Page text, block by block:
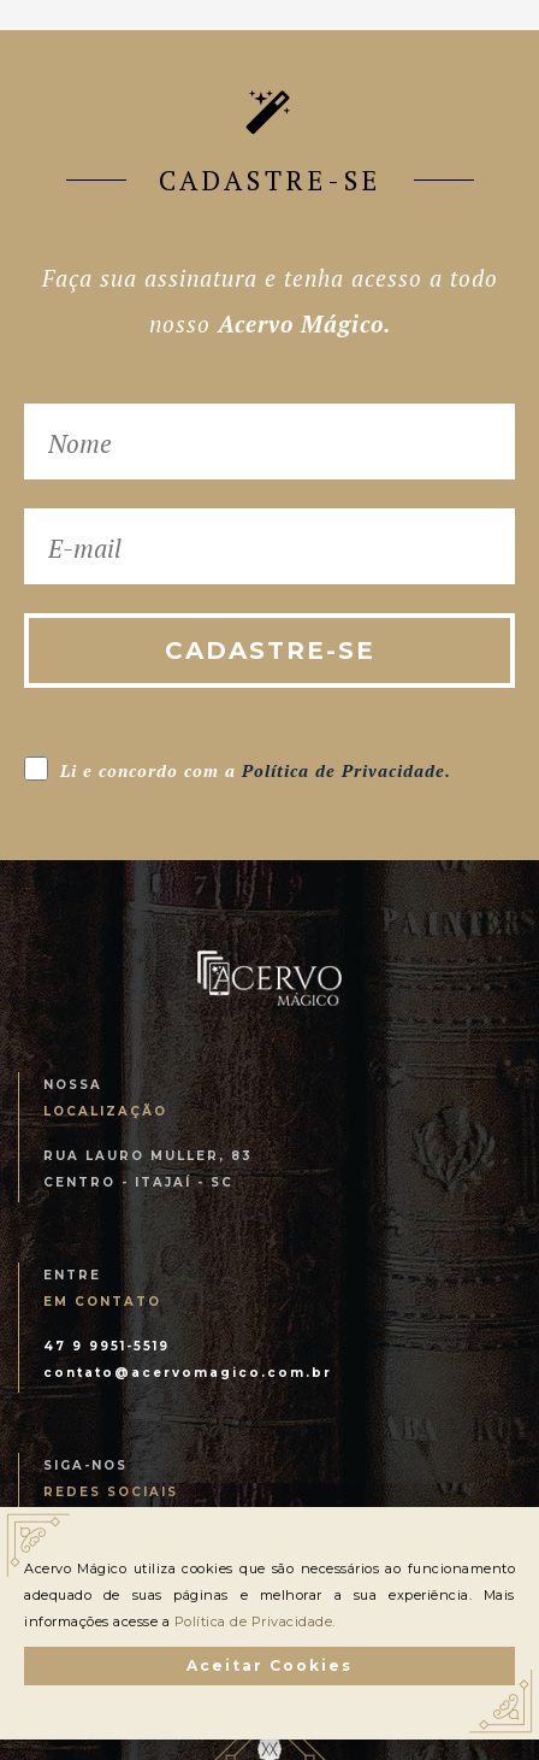
CADASTRE-SE
Faça sua assinatura e tenha acesso a todo
nosso Acervo Mágico.
CADASTRE-SE
Li e concordo com aPolítica de Privacidade.
NOSSA
LOCALIZAÇÃO
RUA LAURO MULLER, 83
CENTRO - ITAJAÍ - SC
ENTRE
EM CONTATO
47 9 9951-5519
contato@acervomagico.com.br
SIGA-NOS
REDES SOCIAIS
TODOS OS DIREITOS RESERVADOS
Acervo Mágico utiliza cookies que são necessários ao funcionamento
adequado de suas páginas e melhorar a sua experiência. Mais
informações acesse a Política de Privacidade.
Aceitar Cookies